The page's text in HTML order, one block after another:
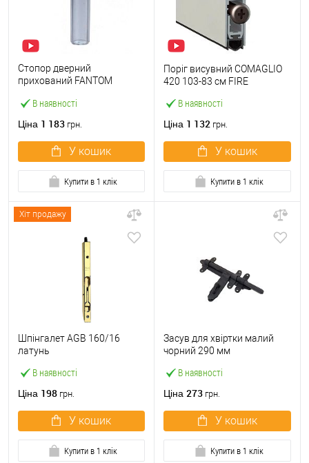
В наявності
Стопор дверний
прихований FANTOM
прозорий
Ціна 1 183 грн.
У кошик
Купити в 1 клік
В наявності
Поріг висувний COMAGLIO
420 103-83 см FIRE
Ціна 1 132 грн.
У кошик
Купити в 1 клік
Хіт продажу
В наявності
Шпінгалет AGB 160/16
латунь
Ціна 198 грн.
У кошик
Купити в 1 клік
В наявності
Засув для хвіртки малий
чорний 290 мм
Ціна 273 грн.
У кошик
Купити в 1 клік